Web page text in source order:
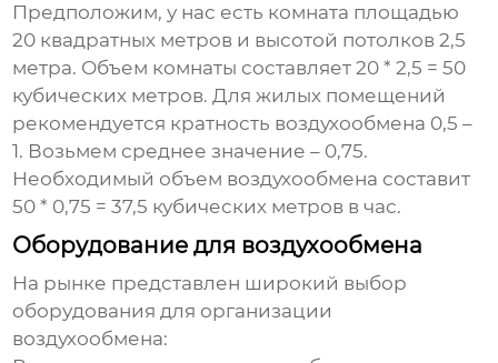
Предположим, у нас есть комната площадью
20 квадратных метров и высотой потолков 2,5
метра. Объем комнаты составляет 20 * 2,5 = 50
кубических метров. Для жилых помещений
рекомендуется кратность воздухообмена 0,5 –
1. Возьмем среднее значение – 0,75.
Необходимый объем воздухообмена составит
50 * 0,75 = 37,5 кубических метров в час.
Оборудование для воздухообмена
На рынке представлен широкий выбор
оборудования для организации
воздухообмена: